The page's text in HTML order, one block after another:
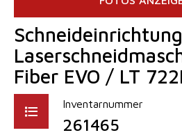
Fiber EVO / LT
Inventarnummer
261465